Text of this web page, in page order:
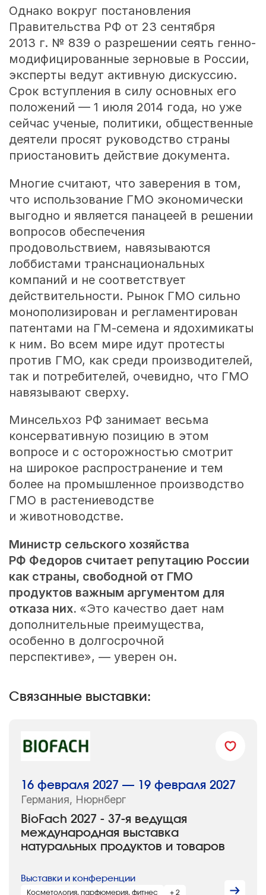
Однако вокруг постановления
Правительства РФ от 23 сентября
2013 г. № 839 о разрешении сеять генно-
модифицированные зерновые в России,
эксперты ведут активную дискуссию.
Срок вступления в силу основных его
положений — 1 июля 2014 года, но уже
сейчас ученые, политики, общественные
деятели просят руководство страны
приостановить действие документа.
Многие считают, что заверения в том,
что использование ГМО экономически
выгодно и является панацеей в решении
вопросов обеспечения
продовольствием, навязываются
лоббистами транснациональных
компаний и не соответствует
действительности. Рынок ГМО сильно
монополизирован и регламентирован
патентами на ГМ-семена и ядохимикаты
к ним. Во всем мире идут протесты
против ГМО, как среди производителей,
так и потребителей, очевидно, что ГМО
навязывают сверху.
Минсельхоз РФ занимает весьма
консервативную позицию в этом
вопросе и с осторожностью смотрит
на широкое распространение и тем
более на промышленное производство
ГМО в растениеводстве
и животноводстве.
Министр сельского хозяйства
РФ Федоров считает репутацию России
как страны, свободной от ГМО
продуктов важным аргументом для
отказа них. «Это качество дает нам
дополнительные преимущества,
особенно в долгосрочной
перспективе», — уверен он.
Связанные выставки:
BioFach 2027 - 37-я ведущая
международная выставка
натуральных продуктов и товаров
16 февраля 2027 — 19 февраля 2027
Германия, Нюрнберг
Выставки и конференции
Косметология, парфюмерия, фитнес + 2